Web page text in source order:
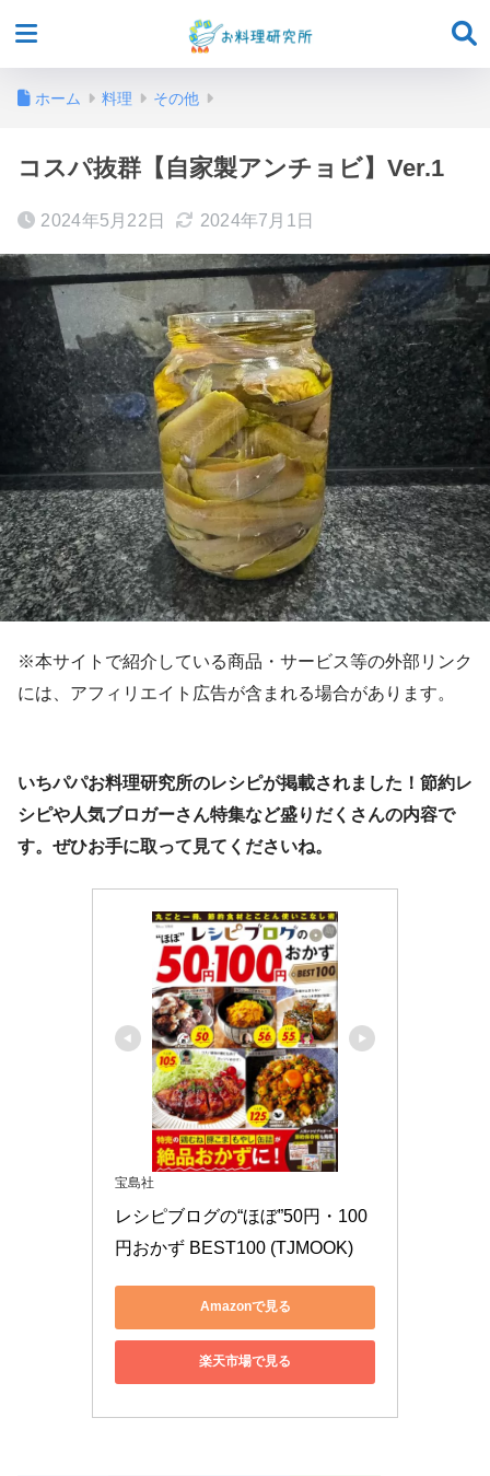
ホーム 料理 その他
コスパ抜群【自家製アンチョビ】Ver.1
2024年5月22日 2024年7月1日
※本サイトで紹介している商品・サービス等の外部リンク
には、アフィリエイト広告が含まれる場合があります。
いちパパお料理研究所のレシピが掲載されました！節約レ
シピや人気ブロガーさん特集など盛りだくさんの内容で
す。ぜひお手に取って見てくださいね。
宝島社
レシピブログの“ほぼ”50円・100
円おかず BEST100 (TJMOOK)
Amazonで見る
楽天市場で見る